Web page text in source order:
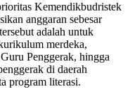
Kemendikbudristek
anggaran sebesar
adalah untuk
merdeka,
Penggerak, hingga
di daerah
program literasi.